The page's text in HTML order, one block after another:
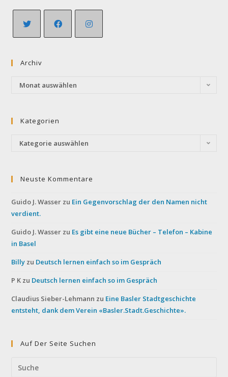
a
new
new
new
Archiv
Archiv
Monat auswählen
Kategorien
Kategorien
Kategorie auswählen
Neuste Kommentare
Guido J. Wasser zu Ein Gegenvorschlag der den Namen nicht
verdient.
Guido J. Wasser zu Es gibt eine neue Bücher – Telefon – Kabine
in Basel
Billy zu Deutsch lernen einfach so im Gespräch
P K zu Deutsch lernen einfach so im Gespräch
Claudius Sieber-Lehmann zu Eine Basler Stadtgeschichte
entsteht, dank dem Verein «Basler.Stadt.Geschichte».
Auf Der Seite Suchen
Search